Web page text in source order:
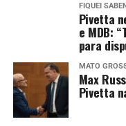
FIQUEI
Pivetta
e MDB:
para
MATO
Max
Pivetta